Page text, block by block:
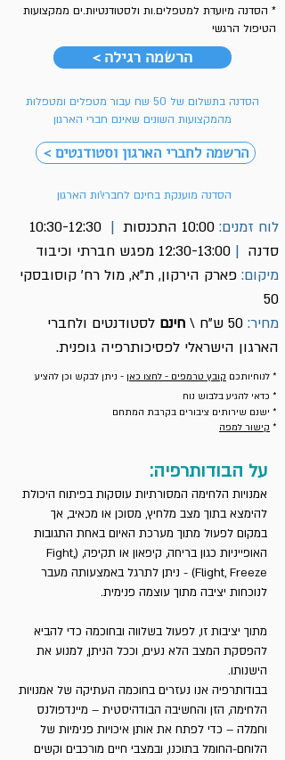
* הסדנה מיועדת למטפלים.ות ולסטודנטיות.ים ממקצועות
הטיפול הרגשי
< הרשמה רגילה
הסדנה בתשלום של 50 שח עבור מטפלים ומטפלות
מהמקצועות השונים שאינם חברי הארגון
< הרשמה לחברי הארגון וסטודנטים
הסדנה מוענקת בחינם לחברי\ות הארגון
לוח זמנים: |
10:30-12:30
סדנה |
מיקום: פארק הירקון, ת"א, מול רח' קוסובסקי
50
מחיר:
חינם לסטודנטים ולחברי
הארגון הישראלי לפסיכותרפיה גופנית.
* לנוחיותכם קובץ טרמפים - לחצו כאן - ניתן לבקש וכן להציע
* כדאי להגיע בלבוש נוח
* ישנם שירותים ציבורים בקרבת המתחם
* קישור למפה
על הבודותרפיה:
אמנויות הלחימה המסורתיות עוסקות בפיתוח היכולת
להימצא בתוך מצב מלחיץ, מסוכן או מכאיב, אך
במקום לפעול מתוך מערכת האיום באחת התגובות
האופייניות כגון בריחה, קיפאון או תקיפה, (Fight,
Flight, Freeze) - ניתן לתרגל באמצעותה מעבר
לנוכחות יציבה מתוך עוצמה פנימית.
מתוך יציבות זו, לפעול בשלווה ובחוכמה כדי להביא
להפסקת המצב הלא נעים, וככל הניתן, למנוע את
הישנותו.
בבודותרפיה אנו נעזרים בחוכמה העתיקה של אמנויות
הלחימה, הזן והחשיבה הבודהיסטית – מיינדפולנס
וחמלה – כדי לפתח את אותן איכויות פנימיות של
הלוחם-החומל בתוכנו, ובמצבי חיים מורכבים וקשים